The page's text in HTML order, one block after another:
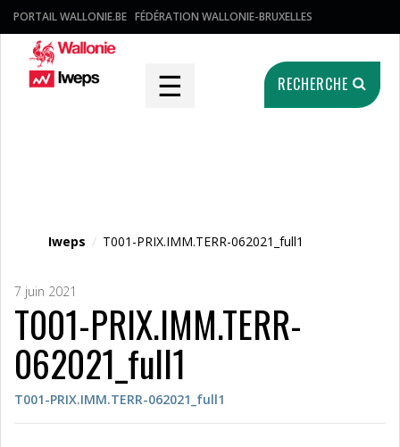
PORTAIL WALLONIE.BE FÉDÉRATION WALLONIE-BRUXELLES
☰ RECHERCHE
Iweps / T001-PRIX.IMM.TERR-062021_full1
7 juin 2021
T001-PRIX.IMM.TERR-
062021_full1
T001-PRIX.IMM.TERR-062021_full1